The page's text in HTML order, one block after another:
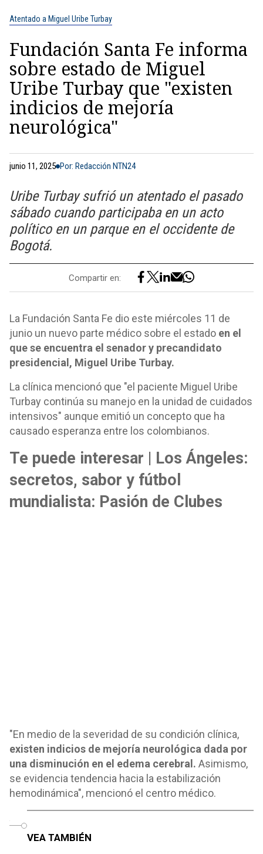
Atentado a Miguel Uribe Turbay
Fundación Santa Fe informa
sobre estado de Miguel
Uribe Turbay que "existen
indicios de mejoría
neurológica"
junio 11, 2025 Por: Redacción NTN24
Uribe Turbay sufrió un atentado el pasado
sábado cuando participaba en un acto
político en un parque en el occidente de
Bogotá.
Compartir en:
La Fundación Santa Fe dio este miércoles 11 de
junio un nuevo parte médico sobre el estado en el
que se encuentra el senador y precandidato
presidencial, Miguel Uribe Turbay.
La clínica mencionó que "el paciente Miguel Uribe
Turbay continúa su manejo en la unidad de cuidados
intensivos" aunque emitió un concepto que ha
causado esperanza entre los colombianos.
Te puede interesar | Los Ángeles:
secretos, sabor y fútbol
mundialista: Pasión de Clubes
"En medio de la severidad de su condición clínica,
existen indicios de mejoría neurológica dada por
una disminución en el edema cerebral. Asimismo,
se evidencia tendencia hacia la estabilización
hemodinámica", mencionó el centro médico.
VEA TAMBIÉN